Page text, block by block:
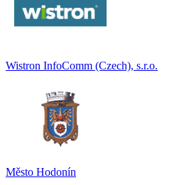
Wistron InfoComm (Czech), s.r.o.
Město Hodonín